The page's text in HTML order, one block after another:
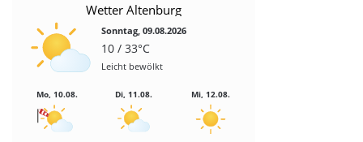
Wetter Altenburg
Sonntag, 09.08.2026
10 / 33°C
Leicht bewölkt
Mo, 10.08. Di, 11.08. Mi, 12.08.